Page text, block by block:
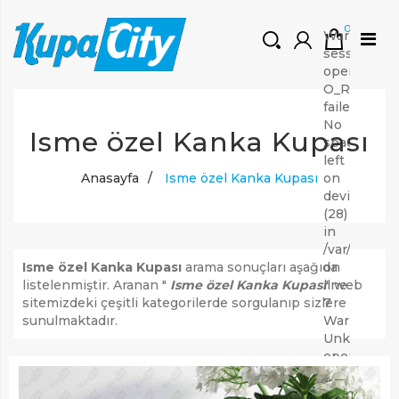
Müşteri Girişi
Warning:
open(/var/
O_RDWR)
failed:
No
space
left
on
device
(28)
in
/var/www/
on
line
7
0
Warning:
Unknown:
open(/var/
O_RDWR)
failed:
Isme özel Kanka Kupası
Anasayfa / Isme özel Kanka Kupası
Isme özel Kanka Kupası arama sonuçları aşağıda
listelenmiştir. Aranan " Isme özel Kanka Kupası" web
sitemizdeki çeşitli kategorilerde sorgulanıp sizlere
sunulmaktadır.